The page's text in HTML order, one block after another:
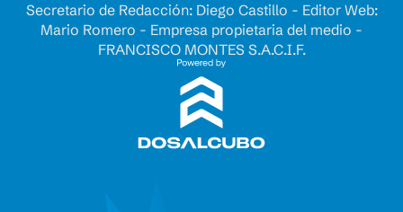
Secretario de Redacción: Diego Castillo - Editor Web:
Mario Romero - Empresa propietaria del medio -
FRANCISCO MONTES S.A.C.I.F.